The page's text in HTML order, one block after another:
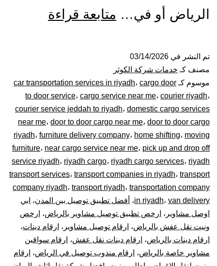
الرياض أو في… متابعة قراءة
بالرياض|
–
توصيل
نقل
البضائع
الأغراض
تم النشر في 03/14/2026
مصنف كـ خدمات شركة الكوثر
موسوم كـ
car transportation services in riyadh، cargo door
to door service، cargo service near me، courier riyadh،
courier service jeddah to riyadh، domestic cargo services
near me، door to door cargo near me، door to door cargo
riyadh، furniture delivery company، home shifting، moving
furniture، near cargo service near me، pick up and drop off
service riyadh، riyadh cargo، riyadh cargo services، riyadh
transport services، transport companies in riyadh، transport
company riyadh، transport riyadh، transportation company
in riyadh، van delivery ، أفضل تطبيق توصيل بين المدن، ابي
اوصل مشاوير ، ارخص تطبيق توصيل مشاوير بالرياض، ارخص
ونيت نقل عفش بالرياض، ارقام توصيل مشاوير ، ارقام دينات،
ارقام دينات بالرياض، ارقام دينات نقل عفش، ارقام سواقين
مشاوير خاصة بالرياض، ارقام مندوب توصيل في الرياض، ارقام